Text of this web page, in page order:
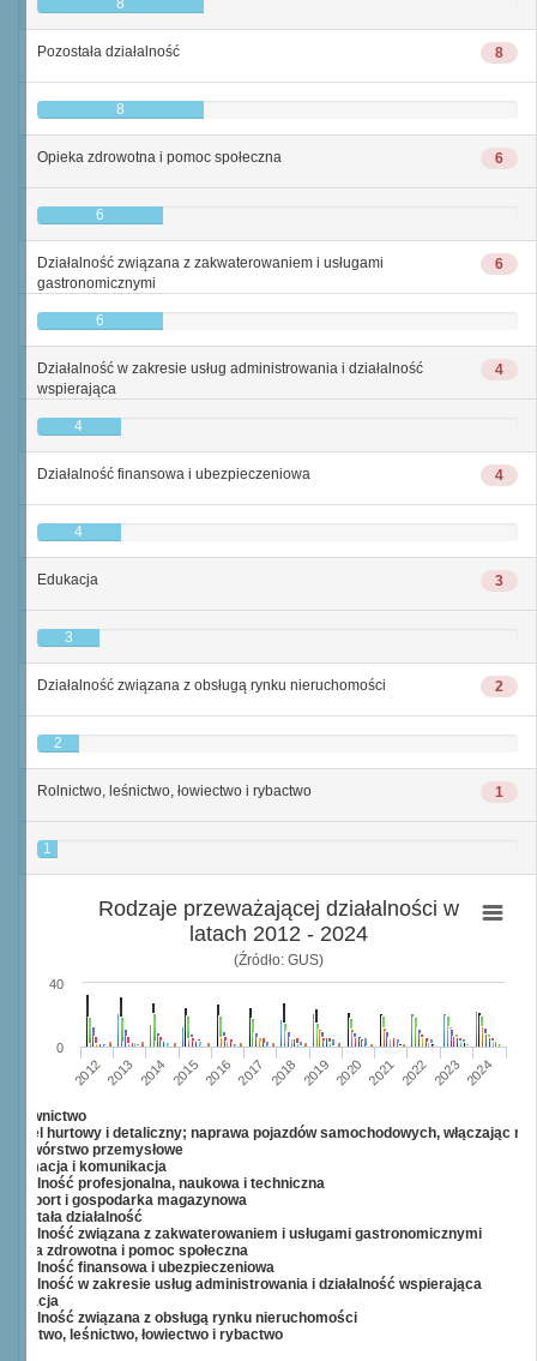
8
8
Pozostała działalność
8
6
Opieka zdrowotna i pomoc społeczna
6
6
Działalność związana z zakwaterowaniem i usługami
gastronomicznymi
6
4
Działalność w zakresie usług administrowania i działalność
wspierająca
4
4
Działalność finansowa i ubezpieczeniowa
4
3
Edukacja
3
2
Działalność związana z obsługą rynku nieruchomości
2
1
Rolnictwo, leśnictwo, łowiectwo i rybactwo
1
Rodzaje przeważającej działalności w
latach 2012 - 2024
(Źródło: GUS)
2012 2013 2014 2015 2016 2017 2018 2019 2020 2021 2022 2023 2024
0
40
hurtowy i detaliczny; naprawa pojazdów samochodowych, włączając
przemysłowe
i komunikacja
profesjonalna, naukowa i techniczna
i gospodarka magazynowa
działalność
związana z zakwaterowaniem i usługami gastronomicznymi
zdrowotna i pomoc społeczna
finansowa i ubezpieczeniowa
w zakresie usług administrowania i działalność wspierająca
związana z obsługą rynku nieruchomości
leśnictwo, łowiectwo i rybactwo